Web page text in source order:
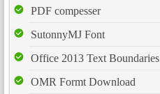
PDF compesser
SutonnyMJ Font
Office 2013 Text Boundaries
OMR Formt Download